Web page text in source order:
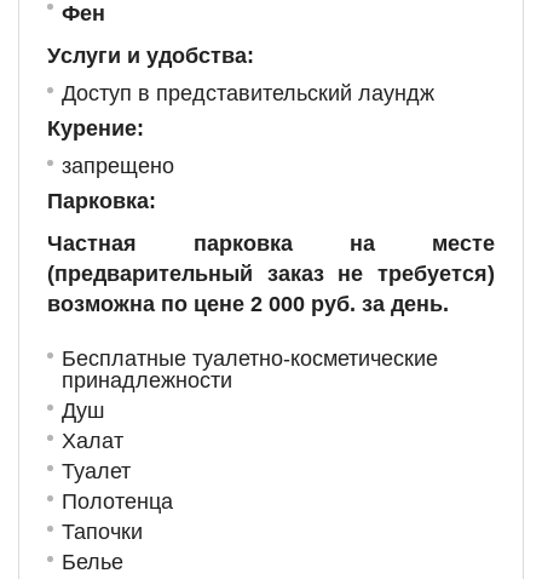
Фен
Услуги и удобства: ​
Доступ в представительский лаундж
Курение: ​
запрещено
Парковка: ​
Частная парковка на месте
(предварительный заказ не требуется)
возможна по цене 2 000 руб. за день.
Бесплатные туалетно-косметические
принадлежности
Душ
Халат
Туалет
Полотенца
Тапочки
Белье